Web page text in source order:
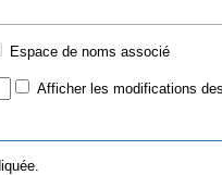
Espace de noms associé
Afficher les modifications